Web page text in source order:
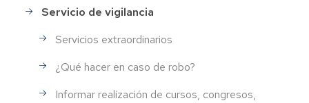
Servicio de vigilancia
Servicios extraordinarios
¿Qué hacer en caso de robo?
Informar realización de cursos, congresos,